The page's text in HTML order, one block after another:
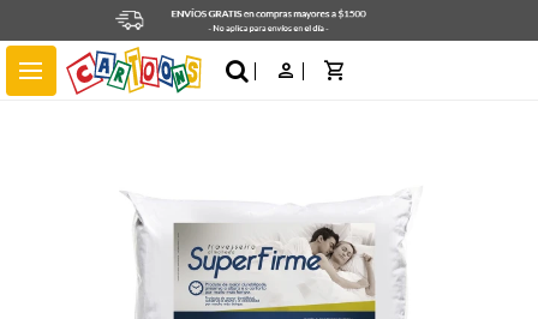
menu
close